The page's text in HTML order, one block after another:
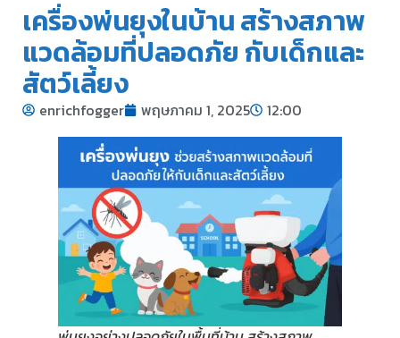
เครื่องพ่นยุงในบ้าน สร้างสภาพ
แวดล้อมที่ปลอดภัย กับเด็กและ
สัตว์เลี้ยง
enrichfogger พฤษภาคม 1, 2025 12:00